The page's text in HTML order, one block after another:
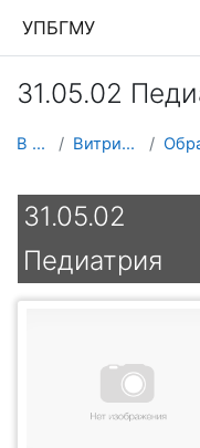
УПБГМУ
31.05.02
В начало Витрина курсов 3KL
31.05.02
Педиатрия